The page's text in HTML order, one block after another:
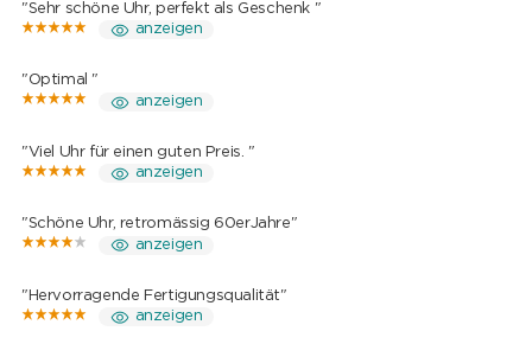
"Sehr schöne Uhr, perfekt als Geschenk "
anzeigen
"Optimal "
anzeigen
"Viel Uhr für einen guten Preis. "
anzeigen
"Schöne Uhr, retromässig 60erJahre"
anzeigen
"Hervorragende Fertigungsqualität"
anzeigen